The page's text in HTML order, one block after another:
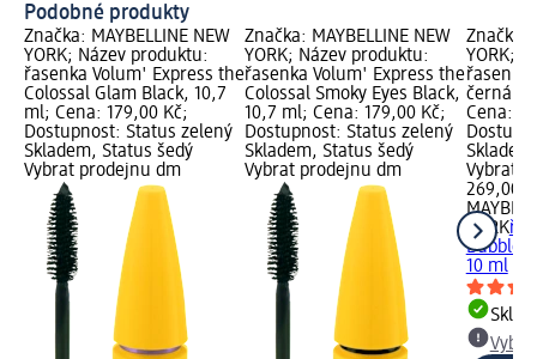
Podobné produkty
Značka: MAYBELLINE NEW
YORK; Název produktu:
řasenka Volum' Express the
Colossal Glam Black, 10,7
ml; Cena: 179,00 Kč;
Dostupnost: Status zelený
Skladem, Status šedý
Vybrat prodejnu dm
Značka: MAYBELLINE NEW
YORK; Název produktu:
řasenka Volum' Express the
Colossal Smoky Eyes Black,
10,7 ml; Cena: 179,00 Kč;
Dostupnost: Status zelený
Skladem, Status šedý
Vybrat prodejnu dm
Značka:
YORK;
řasenka
černá
Cena:
Vybrat
269,00
YORK
Bubble,
10 ml